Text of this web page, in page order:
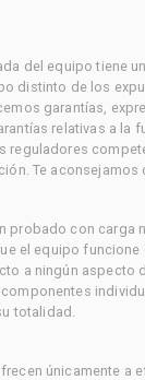
del equipo tiene
distinto de los
garantías,
relativas a la
reguladores
Te
probado con carga
el equipo
a ningún aspecto
totalidad.
únicamente a